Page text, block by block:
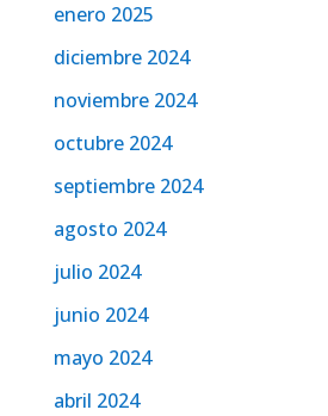
enero 2025
diciembre 2024
noviembre 2024
octubre 2024
septiembre 2024
agosto 2024
julio 2024
junio 2024
mayo 2024
abril 2024